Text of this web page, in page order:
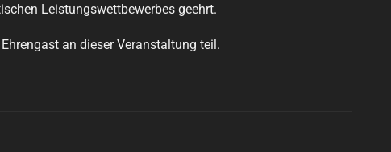
Leistungswettbewerbes geehrt.
an dieser Veranstaltung teil.